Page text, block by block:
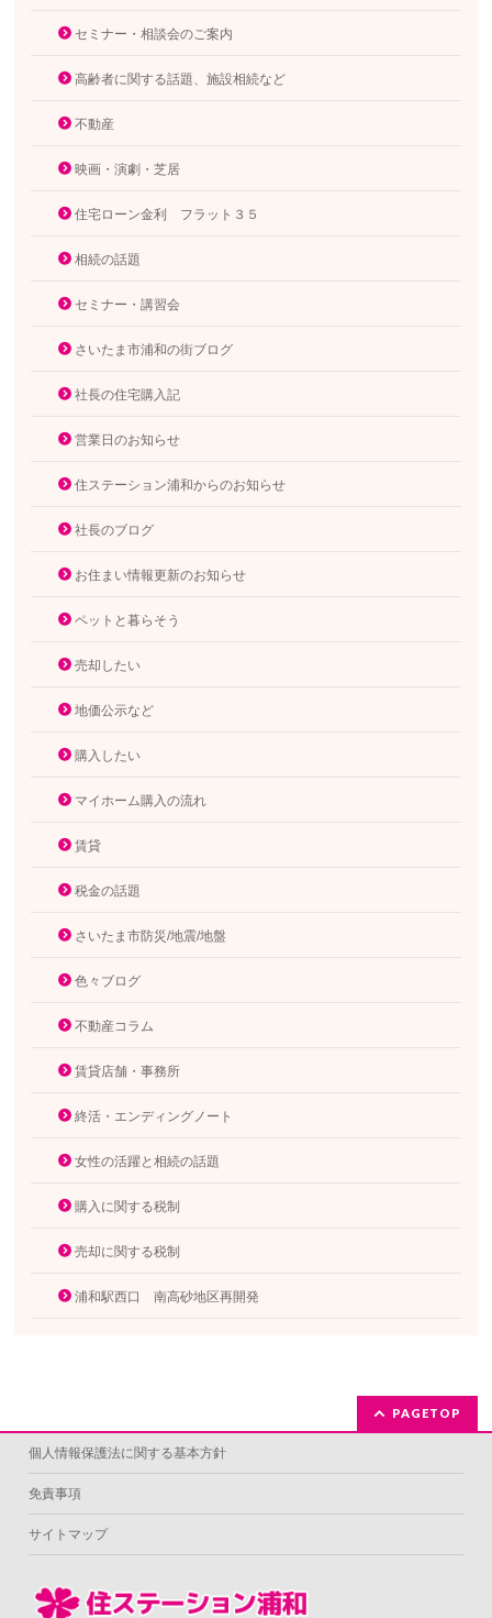
セミナー・相談会のご案内
高齢者に関する話題、施設相続など
不動産
映画・演劇・芝居
住宅ローン金利 フラット３５
相続の話題
セミナー・講習会
さいたま市浦和の街ブログ
社長の住宅購入記
営業日のお知らせ
住ステーション浦和からのお知らせ
社長のブログ
お住まい情報更新のお知らせ
ペットと暮らそう
売却したい
地価公示など
購入したい
マイホーム購入の流れ
賃貸
税金の話題
さいたま市防災/地震/地盤
色々ブログ
不動産コラム
賃貸店舗・事務所
終活・エンディングノート
女性の活躍と相続の話題
購入に関する税制
売却に関する税制
浦和駅西口 南高砂地区再開発
PAGETOP
個人情報保護法に関する基本方針
免責事項
サイトマップ